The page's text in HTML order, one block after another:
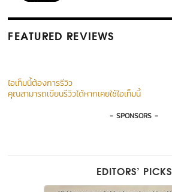
FEATURED REVIEWS
ไอเท็มนี้ต้องการรีวิว
คุณสามารถเขียนรีวิวได้หากเคยใช้ไอเท็มนี้
- SPONSORS -
EDITORS’ PICKS